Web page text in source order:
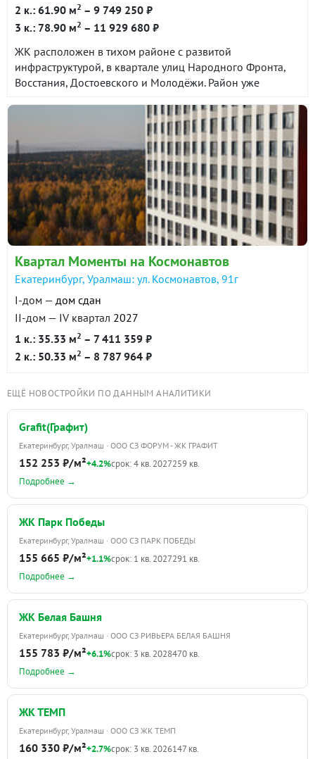
2 к.: 61.90 м2 – 9 749 250 ₽
3 к.: 78.90 м2 – 11 929 680 ₽
ЖК расположен в тихом районе с развитой
инфраструктурой, в квартале улиц Народного Фронта,
Восстания, Достоевского и Молодёжи. Район уже
объекты социальной и торговой инфраструктуры. До
центра города 25 минут на автомобиле. До станции
метро Проспект Космонавтов около 10 минут на
общественном транспорте.
Квартал Моменты на Космонавтов
Екатеринбург, Уралмаш: ул. Космонавтов, 91г
I-дом — дом сдан
II-дом — IV квартал 2027
1 к.: 35.33 м2 – 7 411 359 ₽
2 к.: 50.33 м2 – 8 787 964 ₽
ЕЩЁ НОВОСТРОЙКИ ПО ДАННЫМ АНАЛИТИКИ
Grafit(Графит)
Екатеринбург, Уралмаш · ООО СЗ ФОРУМ - ЖК ГРАФИТ
152 253 ₽/м²+4.2%срок: 4 кв. 2027259 кв.
Подробнее →
ЖК Парк Победы
Екатеринбург, Уралмаш · ООО СЗ ПАРК ПОБЕДЫ
155 665 ₽/м²+1.1%срок: 1 кв. 2027291 кв.
Подробнее →
ЖК Белая Башня
Екатеринбург, Уралмаш · ООО СЗ РИВЬЕРА БЕЛАЯ БАШНЯ
155 783 ₽/м²+6.1%срок: 3 кв. 2028470 кв.
Подробнее →
ЖК ТЕМП
Екатеринбург, Уралмаш · ООО СЗ ЖК ТЕМП
160 330 ₽/м²+2.7%срок: 3 кв. 2026147 кв.